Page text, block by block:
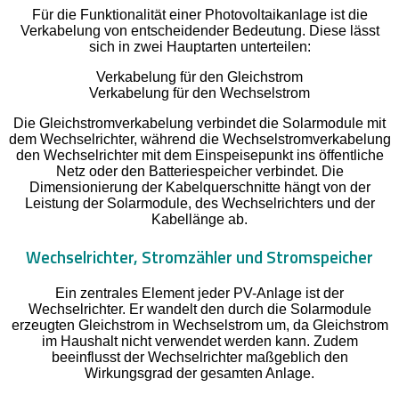
Für die Funktionalität einer Photovoltaikanlage ist die
Verkabelung von entscheidender Bedeutung. Diese lässt
sich in zwei Hauptarten unterteilen:
Verkabelung für den Gleichstrom
Verkabelung für den Wechselstrom
Die Gleichstromverkabelung verbindet die Solarmodule mit
dem Wechselrichter, während die Wechselstromverkabelung
den Wechselrichter mit dem Einspeisepunkt ins öffentliche
Netz oder den Batteriespeicher verbindet. Die
Dimensionierung der Kabelquerschnitte hängt von der
Leistung der Solarmodule, des Wechselrichters und der
Kabellänge ab.
Wechselrichter, Stromzähler und Stromspeicher
Ein zentrales Element jeder PV-Anlage ist der
Wechselrichter. Er wandelt den durch die Solarmodule
erzeugten Gleichstrom in Wechselstrom um, da Gleichstrom
im Haushalt nicht verwendet werden kann. Zudem
beeinflusst der Wechselrichter maßgeblich den
Wirkungsgrad der gesamten Anlage.